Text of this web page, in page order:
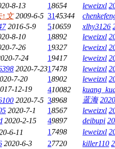
8-13 18654 leweizxl
↑文 2009-6-5 3145344
2016-5-9 510659 xlhy3126
8-10 18892 leweizxl
7-26 19327 leweizxl
7-24 19417 leweizxl
2020-7-231 7478 leweizxl
7-20 18902 leweizxl
12-19 410082
2020-7-5 38968 蓝海
2020-7-1 18567 leweizxl
2020-2-15 49897 deibupi
6-11 1 7498 leweizxl
2020-6-3 27720 killer110